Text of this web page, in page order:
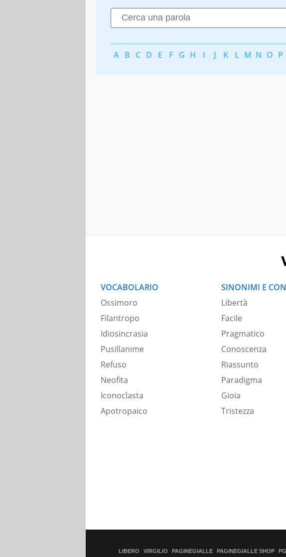
A B C D E F G H I J K L M N O P
VOCABOLARIO
Ossimoro
Filantropo
Idiosincrasia
Pusillanime
Refuso
Neofita
Iconoclasta
Apotropaico
SINONIMI E
Libertà
Facile
Pragmatico
Conoscenza
Riassunto
Paradigma
Gioia
Tristezza
LIBERO VIRGILIO PAGINEGIALLE PAGINEGIALLE SHOP